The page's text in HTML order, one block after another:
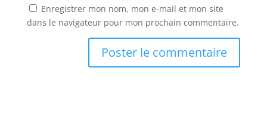
Enregistrer mon nom, mon e-mail et mon site
dans le navigateur pour mon prochain commentaire.